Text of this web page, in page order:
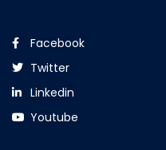
Facebook
Twitter
Linkedin
Youtube